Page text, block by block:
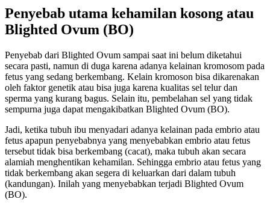
Penyebab utama kehamilan kosong atau
Blighted Ovum (BO)
Penyebab dari Blighted Ovum sampai saat ini belum diketahui
secara pasti, namun di duga karena adanya kelainan kromosom pada
fetus yang sedang berkembang. Kelain kromoson bisa dikarenakan
oleh faktor genetik atau bisa juga karena kualitas sel telur dan
sperma yang kurang bagus. Selain itu, pembelahan sel yang tidak
sempurna juga dapat mengakibatkan Blighted Ovum (BO).
Jadi, ketika tubuh ibu menyadari adanya kelainan pada embrio atau
fetus apapun penyebabnya yang menyebabkan embrio atau fetus
tersebut tidak bisa berkembang (cacat), maka tubuh akan secara
alamiah menghentikan kehamilan. Sehingga embrio atau fetus yang
tidak berkembang akan segera di keluarkan dari dalam tubuh
(kandungan). Inilah yang menyebabkan terjadi Blighted Ovum
(BO).